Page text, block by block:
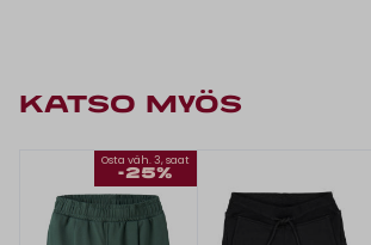
KATSO MYÖS
Osta väh. 3, saat
-25%